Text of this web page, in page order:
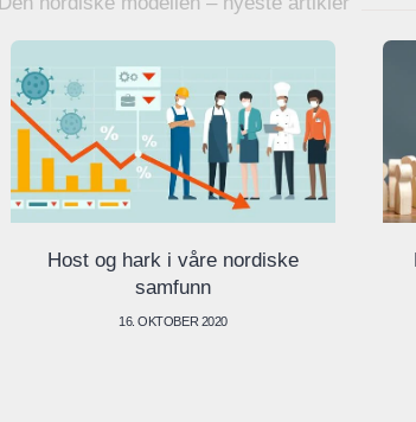
Host og hark i våre nordiske
samfunn
16. OKTOBER 2020